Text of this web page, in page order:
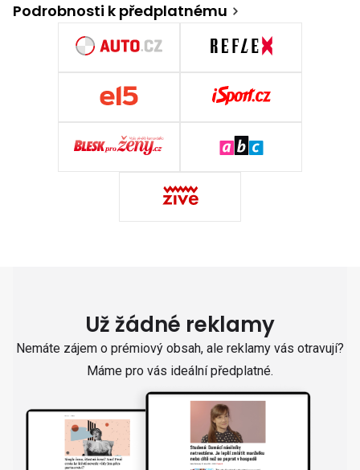
Podrobnosti k předplatnému
Už žádné reklamy
Nemáte zájem o prémiový obsah, ale reklamy vás otravují?
Máme pro vás ideální předplatné.